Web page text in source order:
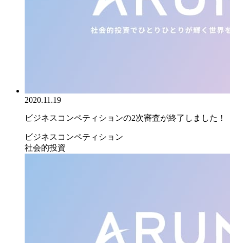
2020.11.19
ビジネスコンペティションの2次審査が終了しました！
ビジネスコンペティション
社会的投資